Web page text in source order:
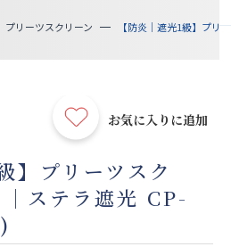
プリーツスクリーン 【防炎｜遮光1級】プリ
お気に入りに追加
】プリーツスク
ステラ遮光 CP-